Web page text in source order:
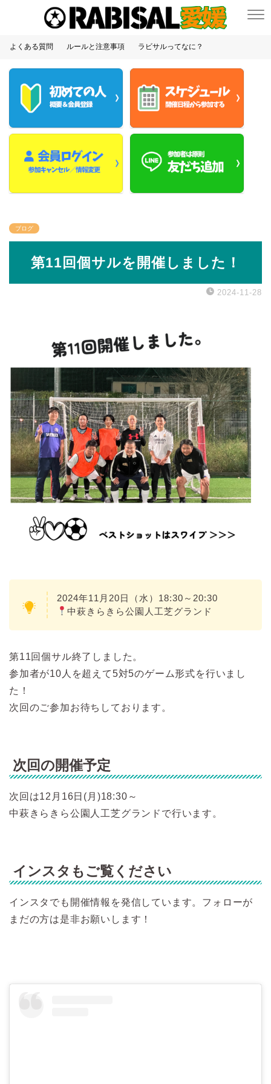
よくある質問 ルールと注意事項 ラビサルってなに？
ブログ
第11回個サルを開催しました！
2024-11-28
2024年11月20日（水）18:30～20:30
中萩きらきら公園人工芝グランド
第11回個サル終了しました。
参加者が10人を超えて5対5のゲーム形式を行いまし
た！
次回のご参加お待ちしております。
次回の開催予定
次回は12月16日(月)18:30～
中萩きらきら公園人工芝グランドで行います。
インスタもご覧ください
インスタでも開催情報を発信しています。フォローが
まだの方は是非お願いします！